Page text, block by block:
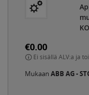
€0.00
Ei sisällä ALV:a ja
Mukaan ABB AG -